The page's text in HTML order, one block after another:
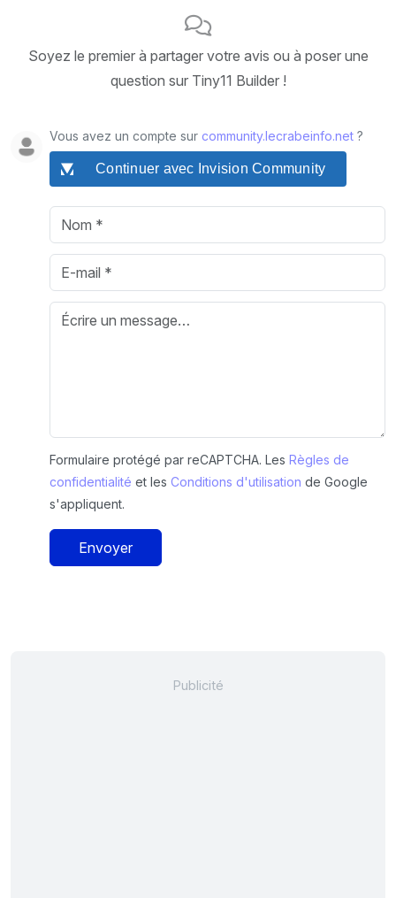
Soyez le premier à partager votre avis ou à poser une
question sur Tiny11 Builder !
Vous avez un compte sur community.lecrabeinfo.net ?
Continuer avec Invision Community
Formulaire protégé par reCAPTCHA. Les Règles de
confidentialité et les Conditions d'utilisation de Google
s'appliquent.
Envoyer